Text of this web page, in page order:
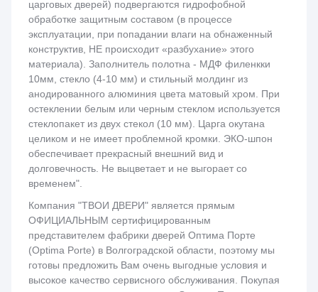
царговых дверей) подвергаются гидрофобной
обработке защитным составом (в процессе
эксплуатации, при попадании влаги на обнаженный
конструктив, НЕ происходит «разбухание» этого
материала). Заполнитель полотна - МДФ филенкки
10мм, стекло (4-10 мм) и стильный молдинг из
анодированного алюминия цвета матовый хром. При
остеклении белым или черным стеклом используется
стеклопакет из двух стекол (10 мм). Царга окутана
целиком и не имеет проблемной кромки. ЭКО-шпон
обеспечивает прекрасный внешний вид и
долговечность. Не выцветает и не выгорает со
временем".
Компания "ТВОИ ДВЕРИ" является прямым
ОФИЦИАЛЬНЫМ сертифицированным
представителем фабрики дверей Оптима Порте
(Optima Porte) в Волгоградской области, поэтому мы
готовы предложить Вам очень выгодные условия и
высокое качество сервисного обслуживания. Покупая